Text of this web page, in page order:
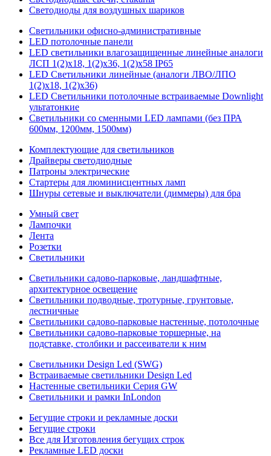
Светодиоды для воздушных шариков
Светильники офисно-административные
LED потолочные панели
LED светильники влагозащищенные линейные аналоги
ЛСП 1(2)х18, 1(2)х36, 1(2)х58 IP65
LED Светильники линейные (аналоги ЛВО/ЛПО
1(2)х18, 1(2)х36)
LED Светильники потолочные встраиваемые Downlight
ультатонкие
Светильники со сменными LED лампами (без ПРА
600мм, 1200мм, 1500мм)
Комплектующие для светильников
Драйверы светодиодные
Патроны электрические
Стартеры для люминисцентных ламп
Шнуры сетевые и выключатели (диммеры) для бра
Умный свет
Лампочки
Лента
Розетки
Светильники
Светильники садово-парковые, ландшафтные,
архитектурное освещение
Светильники подводные, тротурные, грунтовые,
лестничные
Светильники садово-парковые настенные, потолочные
Светильники садово-парковые торшерные, на
подставке, столбики и рассеиватели к ним
Светильники Design Led (SWG)
Встраиваемые светильники Design Led
Настенные светильники Серия GW
Светильники и рамки InLondon
Бегущие строки и рекламные доски
Бегущие строки
Все для Изготовления бегущих строк
Рекламные LED доски